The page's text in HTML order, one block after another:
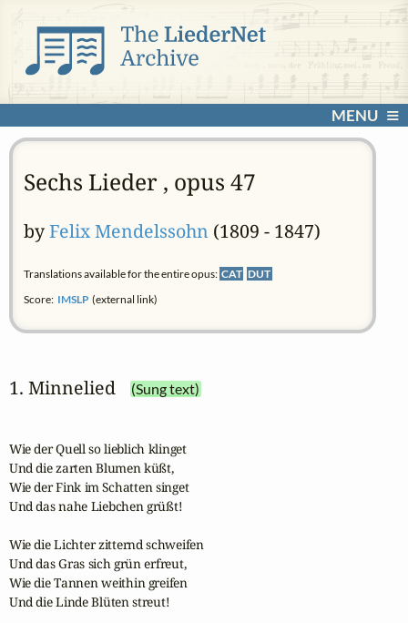
MENU
Sechs Lieder , opus 47
byFelix Mendelssohn (1809 - 1847)
Translations available for the entire opus: CAT DUT
Score: IMSLP (external link)
1. Minnelied (Sung text)
Wie der Quell so lieblich klinget
Und die zarten Blumen küßt,
Wie der Fink im Schatten singet
Und das nahe Liebchen grüßt!
Wie die Lichter zitternd schweifen
Und das Gras sich grün erfreut,
Wie die Tannen weithin greifen
Und die Linde Blüten streut!